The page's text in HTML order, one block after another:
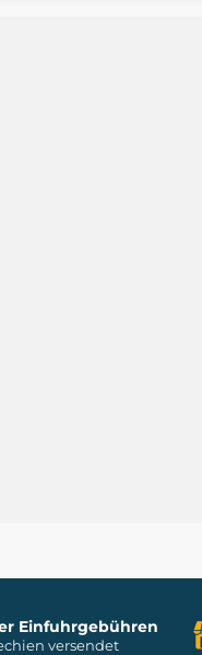
Einfuhrgebühren
versendet